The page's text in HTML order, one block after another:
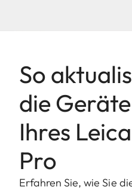
So
die
Ihres
Pro
Erfahren Sie, wie Sie